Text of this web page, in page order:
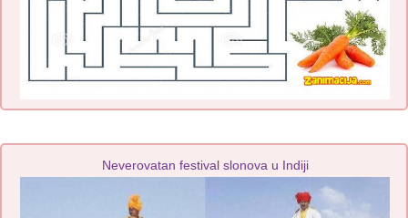
Neverovatan festival slonova u Indiji